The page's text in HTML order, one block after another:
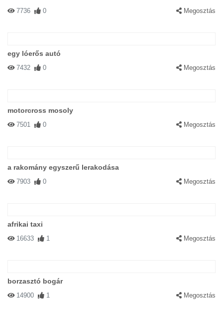
7736 0 Megosztás
egy lóerős autó
7432 0 Megosztás
motorcross mosoly
7501 0 Megosztás
a rakomány egyszerű lerakodása
7903 0 Megosztás
afrikai taxi
16633 1 Megosztás
borzasztó bogár
14900 1 Megosztás